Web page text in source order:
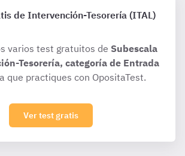
de Intervención-Tesorería (ITAL)
varios test gratuitos de Subescala
Tesorería, categoría de Entrada
que practiques con OpositaTest.
Ver test gratis